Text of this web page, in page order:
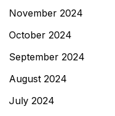
November 2024
October 2024
September 2024
August 2024
July 2024